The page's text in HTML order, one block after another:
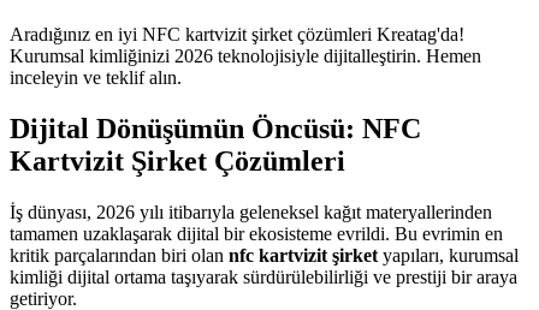
Aradığınız en iyi NFC kartvizit şirket çözümleri Kreatag'da!
Kurumsal kimliğinizi 2026 teknolojisiyle dijitalleştirin. Hemen
inceleyin ve teklif alın.
Dijital Dönüşümün Öncüsü: NFC
Kartvizit Şirket Çözümleri
İş dünyası, 2026 yılı itibarıyla geleneksel kağıt materyallerinden
tamamen uzaklaşarak dijital bir ekosisteme evrildi. Bu evrimin en
kritik parçalarından biri olan nfc kartvizit şirket yapıları, kurumsal
kimliği dijital ortama taşıyarak sürdürülebilirliği ve prestiji bir araya
getiriyor.